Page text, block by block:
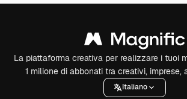
La piattaforma creativa per realizzare i tuoi
1 milione di abbonati tra creativi, imprese,
Italiano